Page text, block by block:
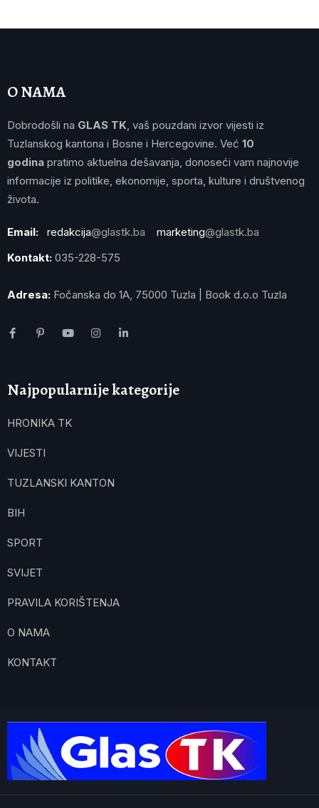
O NAMA
Dobrodošli na GLAS TK , vaš pouzdani izvor vijesti iz
Tuzlanskog kantona i Bosne i Hercegovine. Već 10
godina pratimo aktuelna dešavanja, donoseći vam najnovije
informacije iz politike, ekonomije, sporta, kulture i društvenog
života.
Email: redakcija@glastk.ba marketing@glastk.ba
Kontakt: 035-228-575
Adresa: Fočanska do 1A, 75000 Tuzla | Book d.o.o Tuzla
Najpopularnije kategorije
HRONIKA TK
VIJESTI
TUZLANSKI KANTON
BIH
SPORT
SVIJET
PRAVILA KORIŠTENJA
O NAMA
KONTAKT